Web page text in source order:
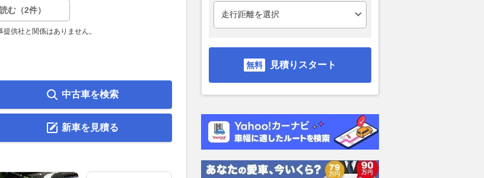
む（2件）
供社と関係はありません。
中古車を検索
新車を見積る
見積りスタート